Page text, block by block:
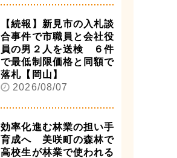
【続報】新見市の入札談
合事件で市職員と会社役
員の男２人を送検 ６件
で最低制限価格と同額で
落札【岡山】
2026/08/07
効率化進む林業の担い手
育成へ 美咲町の森林で
高校生が林業で使われる